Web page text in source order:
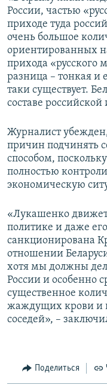
России, частью «
приходе туда
очень большое
ориентированных
прихода «русского
разница – тонкая и
таки существует.
составе
Журналист
причин подчинять
способом,
полностью
экономическую
«Лукашенко
политике и даже
санкционирована
отношении
хотя мы должны
России и особенно
существенное
жаждущих крови и
соседей», –
Поделиться